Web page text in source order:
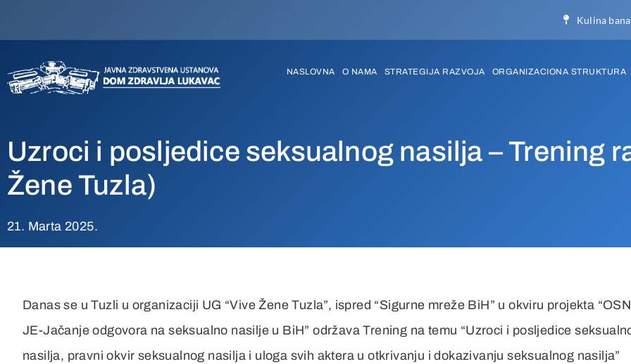
Kulina
NASLOVNA O NAMA STRATEGIJA RAZVOJA ORGANIZACIONA STRUKTURA
Uzroci i posljedice seksualnog nasilja – Trening
Žene Tuzla)
21. Marta 2025.
Danas se u Tuzli u organizaciji UG “Vive Žene Tuzla”, ispred “Sigurne mreže BiH” u okviru projekta
JE-Jačanje odgovora na seksualno nasilje u BiH” održava Trening na temu “Uzroci i posljedice
nasilja, pravni okvir seksualnog nasilja i uloga svih aktera u otkrivanju i dokazivanju seksualnog nasilja”